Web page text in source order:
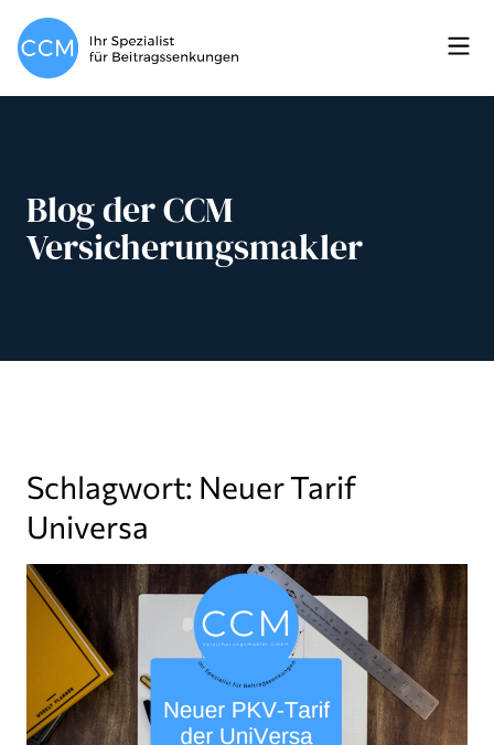
Blog der CCM
Versicherungsmakler
Schlagwort: Neuer Tarif
Universa